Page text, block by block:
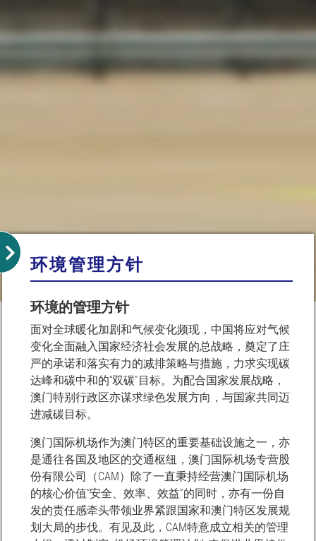
环境管理方针
环境的管理方针
面对全球暖化加剧和气候变化频现，中国将应对气候
变化全面融入国家经济社会发展的总战略，奠定了庄
严的承诺和落实有力的减排策略与措施，力求实现碳
达峰和碳中和的“双碳”目标。为配合国家发展战略，
澳门特别行政区亦谋求绿色发展方向，与国家共同迈
进减碳目标。
澳门国际机场作为澳门特区的重要基础设施之一，亦
是通往各国及地区的交通枢纽，澳门国际机场专营股
份有限公司（CAM）除了一直秉持经营澳门国际机场
的核心价值“安全、效率、效益”的同时，亦有一份自
发的责任感牵头带领业界紧跟国家和澳门特区发展规
划大局的步伐。有见及此，CAM特意成立相关的管理